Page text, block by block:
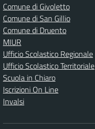
Comune di Givoletto
Comune di San Gillio
Comune di Druento
MIUR
Ufficio Scolastico Regionale
Ufficio Scolastico Territoriale
Scuola in Chiaro
Iscrizioni On Line
Invalsi